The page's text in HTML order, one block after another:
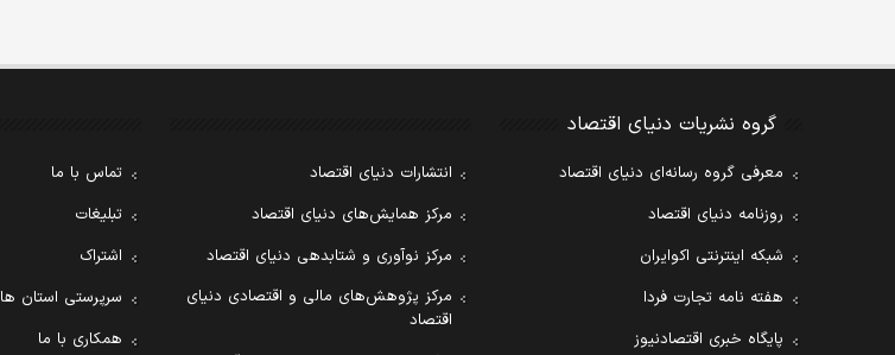
گروه نشریات دنیای اقتصاد
معرفی گروه رسانه‌ای دنیای اقتصاد
روزنامه دنیای اقتصاد
شبکه اینترنتی اکوایران
هفته نامه تجارت فردا
پایگاه خبری اقتصادنیوز
انتشارات دنیای اقتصاد
مرکز همایش‌های دنیای اقتصاد
مرکز نوآوری و شتابدهی دنیای اقتصاد
مرکز پژوهش‌های مالی و اقتصادی دنیای
اقتصاد
تماس با ما
تبلیغات
اشتراک
سرپرستی استان ها
همکاری با ما